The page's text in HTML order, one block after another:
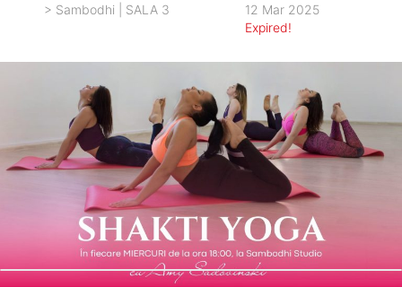
> Sambodhi | SALA 3
12 Mar 2025
Expired!